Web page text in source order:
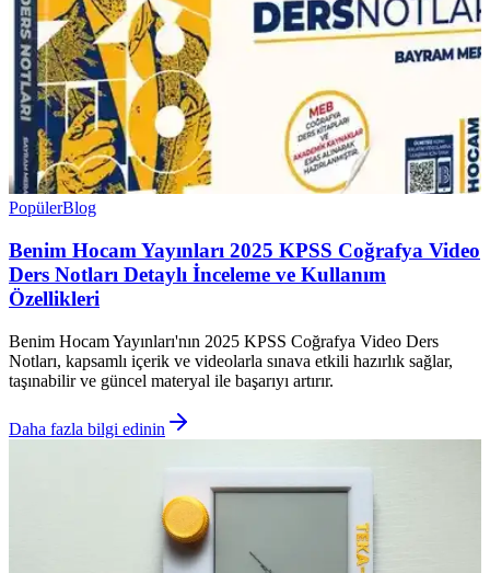
PopülerBlog
Benim Hocam Yayınları 2025 KPSS Coğrafya Video
Ders Notları Detaylı İnceleme ve Kullanım
Özellikleri
Benim Hocam Yayınları'nın 2025 KPSS Coğrafya Video Ders
Notları, kapsamlı içerik ve videolarla sınava etkili hazırlık sağlar,
taşınabilir ve güncel materyal ile başarıyı artırır.
Daha fazla bilgi edinin